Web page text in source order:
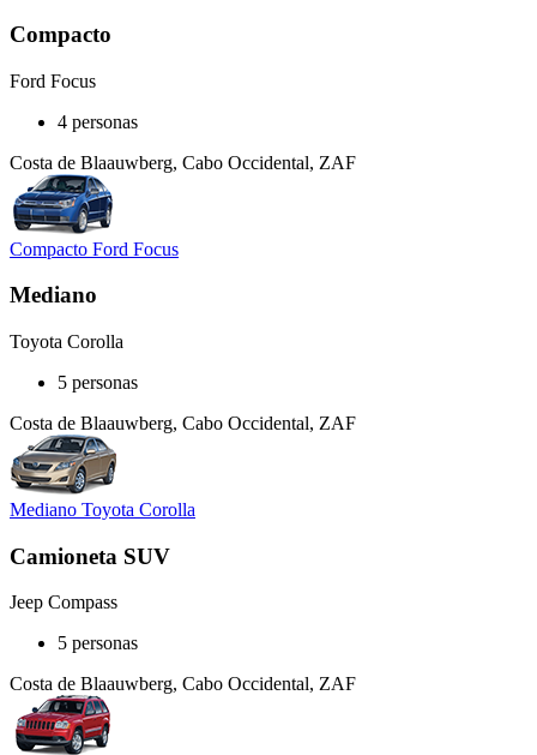
Compacto
Ford Focus
4 personas
Costa de Blaauwberg, Cabo Occidental, ZAF
Compacto Ford Focus
Mediano
Toyota Corolla
5 personas
Costa de Blaauwberg, Cabo Occidental, ZAF
Mediano Toyota Corolla
Camioneta SUV
Jeep Compass
5 personas
Costa de Blaauwberg, Cabo Occidental, ZAF